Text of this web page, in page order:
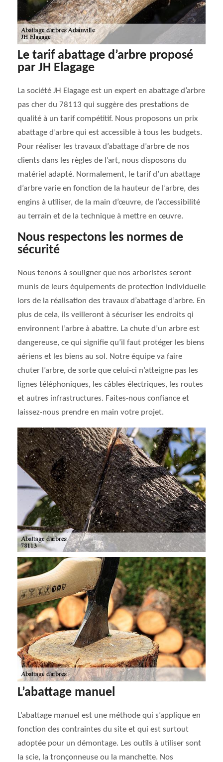
Le tarif abattage d’arbre proposé
par JH Elagage
La société JH Elagage est un expert en abattage d’arbre
pas cher du 78113 qui suggère des prestations de
qualité à un tarif compétitif. Nous proposons un prix
abattage d’arbre qui est accessible à tous les budgets.
Pour réaliser les travaux d’abattage d’arbre de nos
clients dans les règles de l’art, nous disposons du
matériel adapté. Normalement, le tarif d’un abattage
d’arbre varie en fonction de la hauteur de l’arbre, des
engins à utiliser, de la main d’œuvre, de l’accessibilité
au terrain et de la technique à mettre en œuvre.
Nous respectons les normes de
sécurité
Nous tenons à souligner que nos arboristes seront
munis de leurs équipements de protection individuelle
lors de la réalisation des travaux d’abattage d’arbre. En
plus de cela, ils veilleront à sécuriser les endroits qi
environnent l’arbre à abattre. La chute d’un arbre est
dangereuse, ce qui signifie qu’il faut protéger les biens
aériens et les biens au sol. Notre équipe va faire
chuter l’arbre, de sorte que celui-ci n’atteigne pas les
lignes téléphoniques, les câbles électriques, les routes
et autres infrastructures. Faites-nous confiance et
laissez-nous prendre en main votre projet.
L’abattage manuel
L’abattage manuel est une méthode qui s’applique en
fonction des contraintes du site et qui est surtout
adoptée pour un démontage. Les outils à utiliser sont
la scie, la tronçonneuse ou la manchette. Nos